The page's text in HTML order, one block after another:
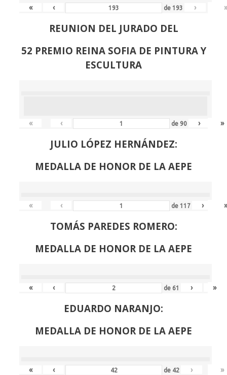
« ‹ de193 ›
REUNION DEL JURADO DEL
52 PREMIO REINA SOFIA DE PINTURA Y
ESCULTURA
« ‹ de 90 › »
JULIO LÓPEZ HERNÁNDEZ:
MEDALLA DE HONOR DE LA AEPE
« ‹ de117 ›
TOMÁS PAREDES ROMERO:
MEDALLA DE HONOR DE LA AEPE
« ‹ de 61 › »
EDUARDO NARANJO:
MEDALLA DE HONOR DE LA AEPE
« ‹ de 42 › »